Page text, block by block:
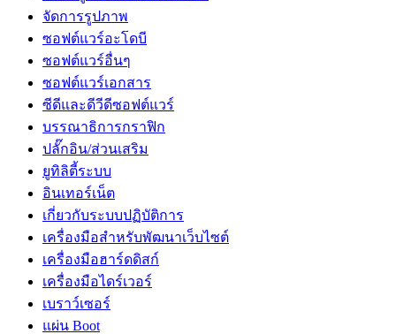
จัดการรูปภาพ
ซอฟต์แวร์อะโดบี
ซอฟต์แวร์อื่นๆ
ซอฟต์แวร์เอกสาร
ซีดีและดีวีดีซอฟต์แวร์
บรรณาธิการกราฟิก
ปลั๊กอิน/ส่วนเสริม
ยูทิลิตี้ระบบ
อินเทอร์เน็ต
เกี่ยวกับระบบปฏิบัติการ
เครื่องมือสำหรับพัฒนาเว็บไซต์
เครื่องมือฮาร์ดดิสก์
เครื่องมือไดร์เวอร์
เบราว์เซอร์
แผ่น Boot